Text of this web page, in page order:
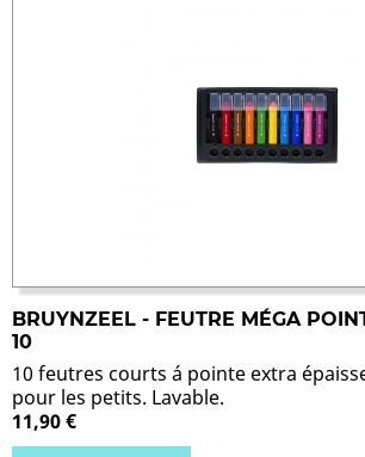
BRUYNZEEL - FEUTRE MÉGA
10
10 feutres courts á pointe extra
pour les petits. Lavable.
11,90 €